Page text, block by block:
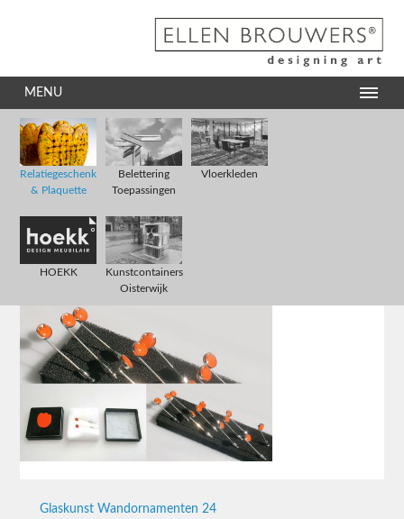
MENU
Relatiegeschenk
& Plaquette
Belettering
Toepassingen
Vloerkleden
HOEKK
Kunstcontainers
Oisterwijk
Glaskunst Wandornamenten 24